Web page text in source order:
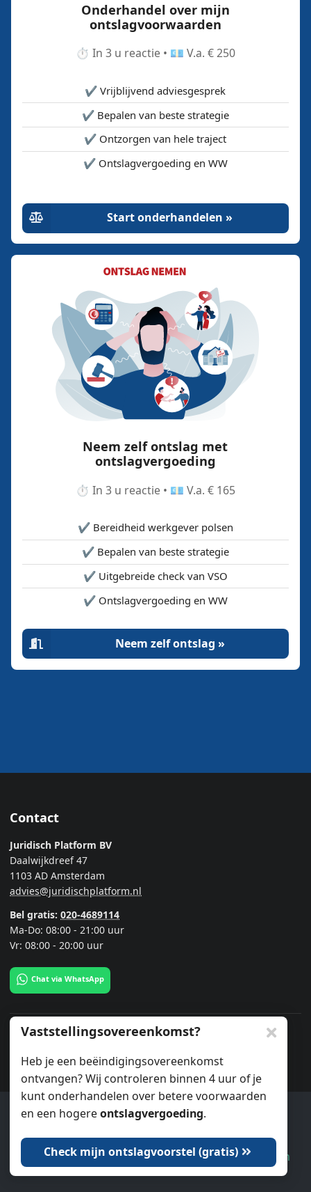
Onderhandel over mijn
ontslagvoorwaarden
⏱️ In 3 u reactie • 💶 V.a. € 250
✔️ Vrijblijvend adviesgesprek
✔️ Bepalen van beste strategie
✔️ Ontzorgen van hele traject
✔️ Ontslagvergoeding en WW
Start onderhandelen »
Neem zelf ontslag met
ontslagvergoeding
⏱️ In 3 u reactie • 💶 V.a. € 165
✔️ Bereidheid werkgever polsen
✔️ Bepalen van beste strategie
✔️ Uitgebreide check van VSO
✔️ Ontslagvergoeding en WW
Neem zelf ontslag »
Contact
Juridisch Platform BV
Daalwijkdreef 47
1103 AD Amsterdam
advies@juridischplatform.nl
Bel gratis: 020-4689114
Ma-Do: 08:00 - 21:00 uur
Vr: 08:00 - 20:00 uur
Chat via WhatsApp
Publicaties
Ontslag als expat
25 juni 2026
Geen verlenging zwangerschap
25 maart 2026
Geen formeel ontslag
3 oktober 2025
Heb ik recht op WW?
Ook wij gebruiken cookies.
Laat me kiezen
Dat is oké
Vaststellingsovereenkomst?
Heb je een beëindigingsovereenkomst
ontvangen? Wij controleren binnen 4 uur of je
kunt onderhandelen over betere voorwaarden
en een hogereontslagvergoeding.
Check mijn ontslagvoorstel (gratis)